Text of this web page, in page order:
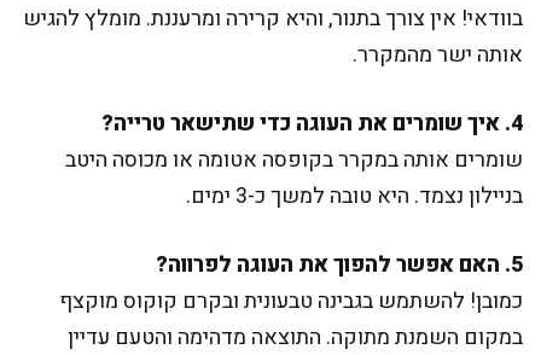
בוודאי! אין צורך בתנור, והיא קרירה ומרעננת. מומלץ להגיש
אותה ישר מהמקרר.
4. איך שומרים את העוגה כדי שתישאר טרייה?
שומרים אותה במקרר בקופסה אטומה או מכוסה היטב
בניילון נצמד. היא טובה למשך כ-3 ימים.
5. האם אפשר להפוך את העוגה לפרווה?
כמובן! להשתמש בגבינה טבעונית ובקרם קוקוס מוקצף
במקום השמנת מתוקה. התוצאה מדהימה והטעם עדיין